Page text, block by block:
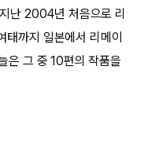
난 2004년 처음으로 리
까지 일본에서 리메이
은 그 중 10편의 작품을